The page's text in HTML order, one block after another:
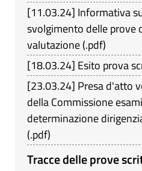
[11.03.24] Informativa
svolgimento delle prove
valutazione(.pdf)
[18.03.24] Esito prova
[23.03.24] Presa d'atto
della Commissione
determinazione
(.pdf)
Tracce delle prove